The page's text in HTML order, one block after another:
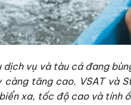
vụ và tàu cá đang
càng tăng cao. VSAT và
xa, tốc độ cao và tính